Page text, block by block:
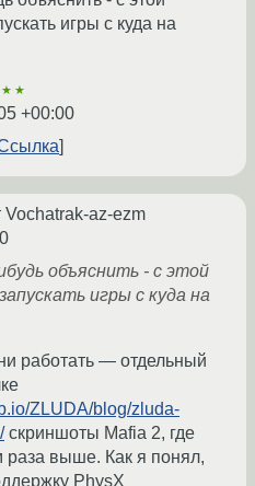
игры с куда на
★★
+00:00
Vochatrak-az-ezm
объяснить - с этой
игры с куда на
работать — отдельный
ZLUDA/blog/zluda-
скриншоты Mafia 2, где
раза выше. Как я понял,
PhysX